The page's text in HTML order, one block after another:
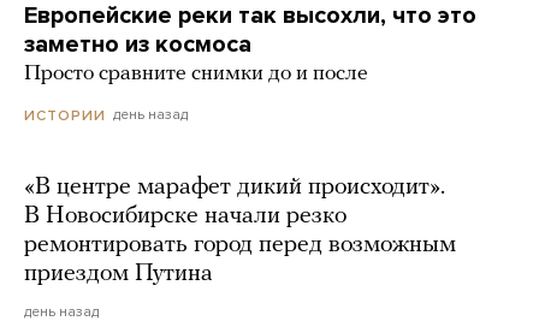
Европейские реки так высохли, что это
заметно из космоса
Просто сравните снимки до и после
ИСТОРИИ день назад
«В центре марафет дикий происходит».
В Новосибирске начали резко
ремонтировать город перед возможным
приездом Путина
день назад